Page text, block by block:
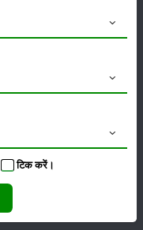
टिककरें।